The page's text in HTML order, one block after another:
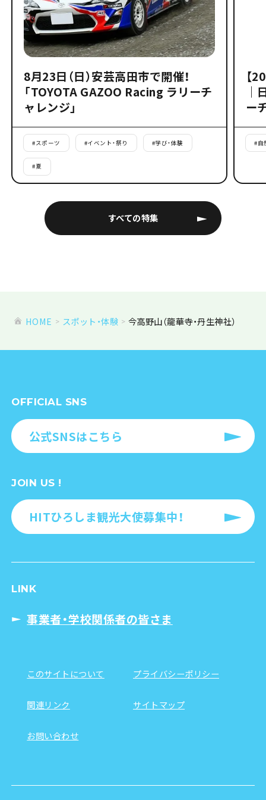
すべての特集
8月23日（日）安芸高田市で開催！
「TOYOTA GAZOO Racing ラリーチ
ャレンジ」
#スポーツ #イベント・祭り #学び・体験
#夏
【
｜
ー
#自
HOME スポット・体験 今高野山（龍華寺・丹生神社）
OFFICIAL SNS
公式SNSはこちら
JOIN US !
HITひろしま観光大使募集中！
LINK
事業者・学校関係者の皆さま
このサイトについて プライバシーポリシー
関連リンク サイトマップ
お問い合わせ